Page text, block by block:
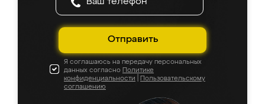
Отправить
Я соглашаюсь на передачу персональных
данных согласно Политике
конфиденциальности
Пользовательскому
соглашению